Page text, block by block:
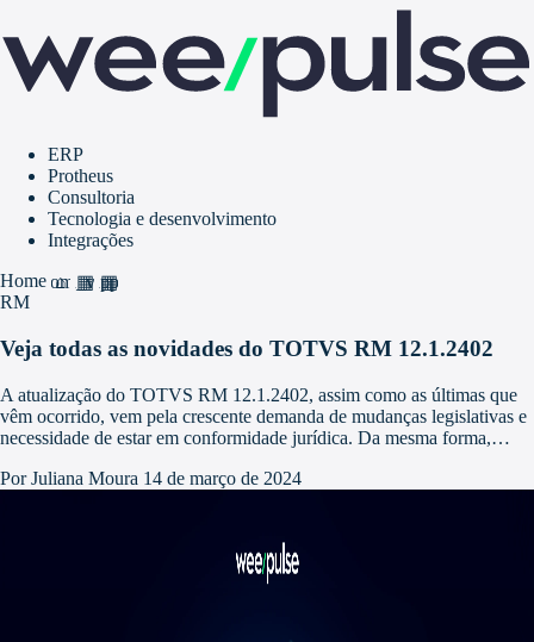
ERP
Protheus
Consultoria
Tecnologia e desenvolvimento
Integrações
Homehome
grid_view
apps
RM
Veja todas as novidades do TOTVS RM 12.1.2402
A atualização do TOTVS RM 12.1.2402, assim como as últimas que
vêm ocorrido, vem pela crescente demanda de mudanças legislativas e
necessidade de estar em conformidade jurídica. Da mesma forma,…
Por Juliana Moura 14 de março de 2024